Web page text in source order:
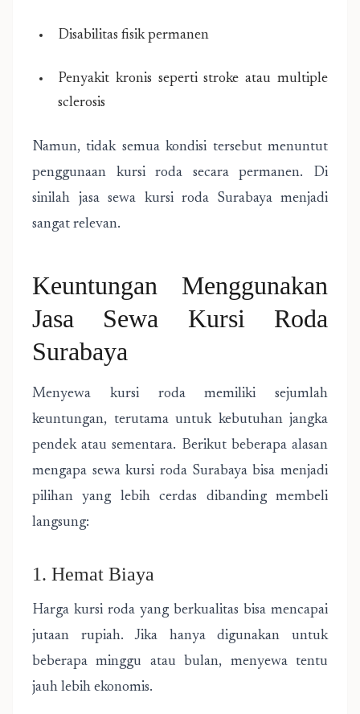
Disabilitas fisik permanen
Penyakit kronis seperti stroke atau multiple
sclerosis
Namun, tidak semua kondisi tersebut menuntut
penggunaan kursi roda secara permanen. Di
sinilah jasa sewa kursi roda Surabaya menjadi
sangat relevan.
Keuntungan Menggunakan
Jasa Sewa Kursi Roda
Surabaya
Menyewa kursi roda memiliki sejumlah
keuntungan, terutama untuk kebutuhan jangka
pendek atau sementara. Berikut beberapa alasan
mengapa sewa kursi roda Surabaya bisa menjadi
pilihan yang lebih cerdas dibanding membeli
langsung:
1. Hemat Biaya
Harga kursi roda yang berkualitas bisa mencapai
jutaan rupiah. Jika hanya digunakan untuk
beberapa minggu atau bulan, menyewa tentu
jauh lebih ekonomis.